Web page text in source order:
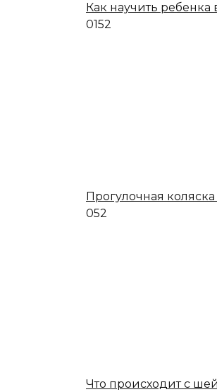
Как научить
0152
Прогулочная
052
Что происходит с